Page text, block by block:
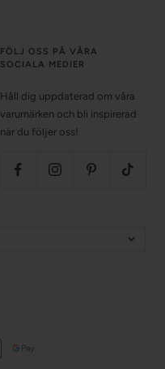
FÖLJ OSS PÅ VÅRA
SOCIALA MEDIER
Håll dig uppdaterad om våra
varumärken och bli inspirerad
när du följer oss!